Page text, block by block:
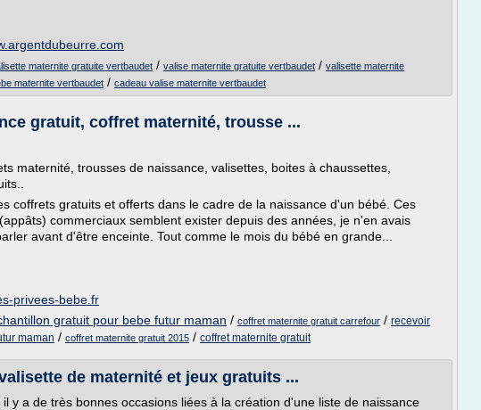
maternite gratuite vertbaudet / valise maternite gratuite vertbaudet / valisette maternite
maternite vertbaudet / cadeau valise maternite vertbaudet
gratuit, coffret maternité, trousse ...
maternité, trousses de naissance, valisettes, boites à chaussettes,
coffrets gratuits et offerts dans le cadre de la naissance d'un bébé. Ces
commerciaux semblent exister depuis des années, je n'en avais
avant d'être enceinte. Tout comme le mois du bébé en grande...
privees-bebe.fr
gratuit pour bebe futur maman / coffret maternite gratuit carrefour / recevoir
maman / coffret maternite gratuit 2015 / coffret maternite gratuit
de maternité et jeux gratuits ...
y a de très bonnes occasions liées à la création d'une liste de naissance